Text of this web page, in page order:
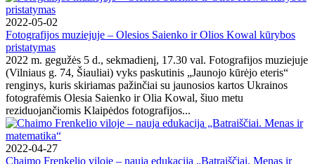
2022-05-02
Fotografijos muziejuje – Olesios Saienko ir Olios Kowal kūrybos
pristatymas
2022 m. gegužės 5 d., sekmadienį, 17.30 val. Fotografijos muziejuje
(Vilniaus g. 74, Šiauliai) vyks paskutinis „Jaunojo kūrėjo eteris“
renginys, kuris skiriamas pažinčiai su jaunosios kartos Ukrainos
fotografėmis Olesia Saienko ir Olia Kowal, šiuo metu
reziduojančiomis Klaipėdos fotografijos...
2022-04-27
Chaimo Frenkelio viloje – nauja edukacija „Batraiščiai. Menas ir